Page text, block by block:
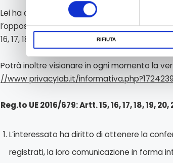
i
o
n
e
e
n
RIFIUTA
Lei ha diritto di atteneredal titolare la
l’opposizione al trattamento dei dati
16, 17, 18, 19, 20, 21, 22 del GDPR.
Potrà inoltre visionare in ogni momento la
//www privacyIab.it/
Reg.to UE 2016/679: Artt. 15, 16, 17, 18, 19,
L’interessato ha diritto di ottenere la
registrati, la Ioro comunicazione in forma